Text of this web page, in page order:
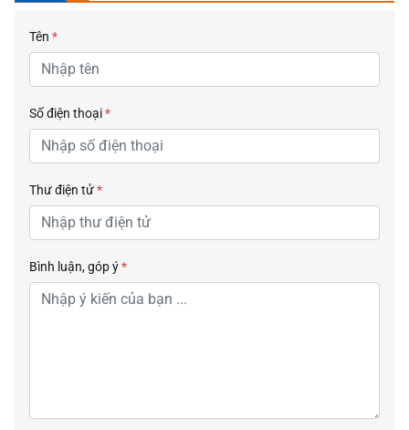
Tên *
Số điện thoại*
Thư điện tử*
Bình luận, góp ý*